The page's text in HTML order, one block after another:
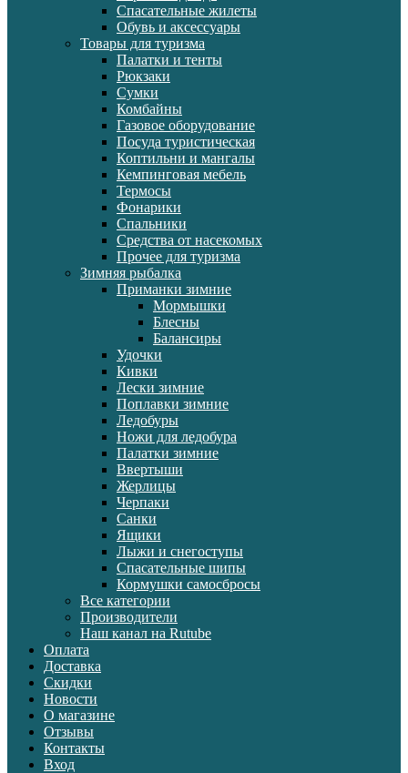
Спасательные жилеты
Обувь и аксессуары
Товары для туризма
Палатки и тенты
Рюкзаки
Сумки
Комбайны
Газовое оборудование
Посуда туристическая
Коптильни и мангалы
Кемпинговая мебель
Термосы
Фонарики
Спальники
Средства от насекомых
Прочее для туризма
Зимняя рыбалка
Приманки зимние
Мормышки
Блесны
Балансиры
Удочки
Кивки
Лески зимние
Поплавки зимние
Ледобуры
Ножи для ледобура
Палатки зимние
Ввертыши
Жерлицы
Черпаки
Санки
Ящики
Лыжи и снегоступы
Спасательные шипы
Кормушки самосбросы
Все категории
Производители
Наш канал на Rutube
Оплата
Доставка
Скидки
Новости
О магазине
Отзывы
Контакты
Вход